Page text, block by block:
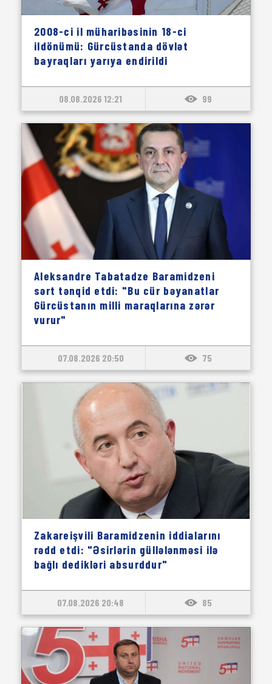
2008-ci il müharibəsinin 18-ci
ildönümü: Gürcüstanda dövlət
bayraqları yarıya endirildi
08.08.2026 12:21 99
Aleksandre Tabatadze Baramidzeni
sərt tənqid etdi: "Bu cür bəyanatlar
Gürcüstanın milli maraqlarına zərər
vurur"
07.08.2026 20:50 75
Zakareişvili Baramidzenin iddialarını
rədd etdi: "Əsirlərin güllələnməsi ilə
bağlı dedikləri absurddur"
07.08.2026 20:48 85